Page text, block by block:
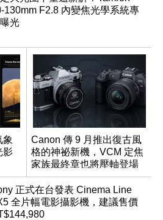
130mm F2.8 內變焦光學系統專
光
象
影
Canon 傳 9 月推出復古風
格的神祕新機，VCM 定焦
家族最終章也將壓軸登場
正式在台發表 Cinema Line
全片幅電影攝影機，建議售價